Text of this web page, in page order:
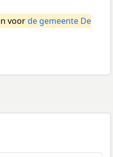
voorde gemeente De